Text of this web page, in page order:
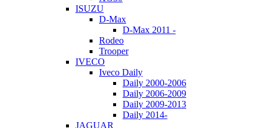
ISUZU
D-Max
D-Max 2011 -
Rodeo
Trooper
IVECO
Iveco Daily
Daily 2000-2006
Daily 2006-2009
Daily 2009-2013
Daily 2014-
JAGUAR